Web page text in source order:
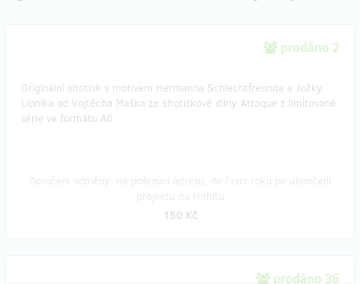
prodáno 2
Originální sítotisk s motivem Hermanna Schlechtfreunda a Jožky
Lipnika od Vojtěcha Maška ze sítotiskové dílny Attaque z limitované
série ve formátu A6
150 Kč
prodáno 36